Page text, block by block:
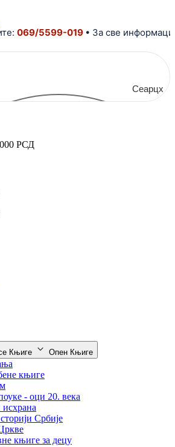
5599-019• За све информације и
Сеарцх
РСД
Књиге Опен Књиге
књиге
- оци 20. века
Србије
књиге за децу